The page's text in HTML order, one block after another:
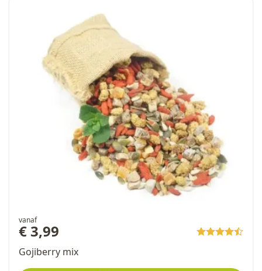
vanaf
€ 3,99
Gojiberry mix